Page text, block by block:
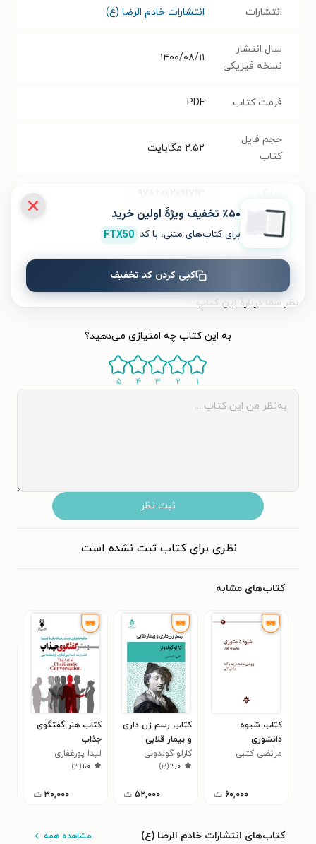
انتشارات انتشارات خادم الرضا (ع)
سال انتشار
نسخه فیزیکی
۱۴۰۰/۰۸/۱۱
فرمت کتاب PDF
حجم فایل
کتاب
۲.۵۲ مگابایت
تعداد صفحه‌ها ۱۲۰ صفحه
نظر شما دربارهٔ این کتاب
به این کتاب چه امتیازی می‌دهید؟
۱ ۲ ۳ ۴ ۵
ثبت نظر
نظری برای کتاب ثبت نشده است.
کتاب‌های مشابه
کتاب شیوه
دانشوری
مرتضی کتبی
۶۰,۰۰۰ ت
کتاب رسم زن داری
و بیمار قلابی
کارلو گولدونی
۳٫۰(۳)
۵۲,۰۰۰ ت
کتاب هنر گفتگوی
جذاب
لیدا پورغفاری
۱٫۰(۳)
۳۰,۰۰۰ ت
کتاب‌های انتشارات خادم الرضا (ع) مشاهده همه
٪۵۰ تخفیف ویژۀ اولین خرید
برای کتاب‌های متنی، با کد FTX50
کپی کردن کد تخفیف